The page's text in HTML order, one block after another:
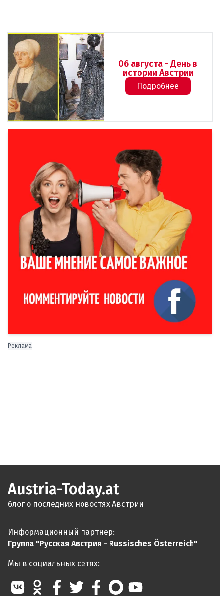
06 августа - День в
истории Австрии
Подробнее
Реклама
Austria-Today.at
блог о последних новостях Австрии
Информационный партнер:
Группа "Русская Австрия - Russisches Österreich"
Мы в социальных сетях: